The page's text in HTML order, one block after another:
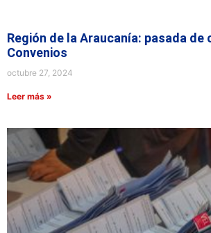
Región de la Araucanía: pasada de
Convenios
octubre 27, 2024
Leer más »